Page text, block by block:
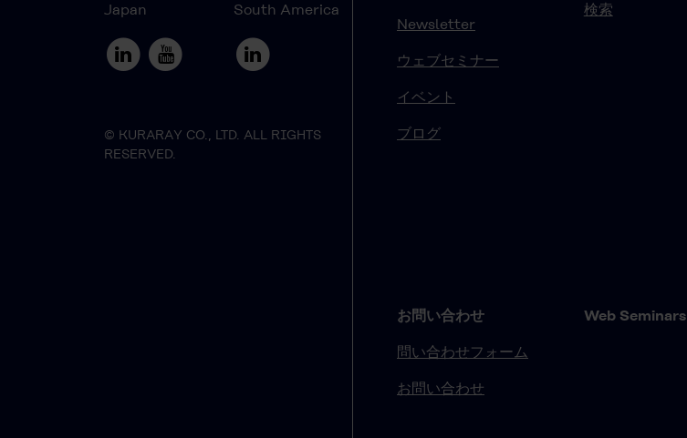
Japan South America
© KURARAY CO., LTD. ALL RIGHTS
RESERVED.
Newsletter
ウェブセミナー
イベント
ブログ
検索
お問い合わせ
問い合わせフォーム
お問い合わせ
Web Seminars